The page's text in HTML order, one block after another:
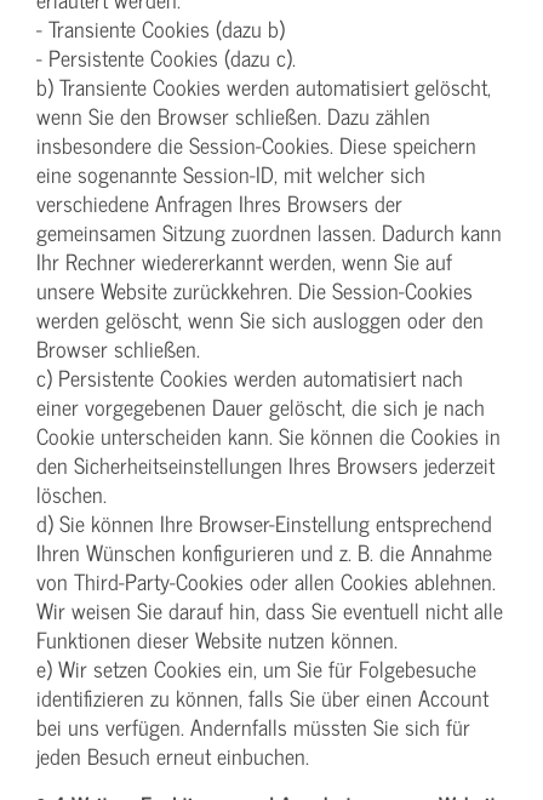
- Transiente Cookies (dazu b)
- Persistente Cookies (dazu c).
b) Transiente Cookies werden automatisiert gelöscht,
wenn Sie den Browser schließen. Dazu zählen
insbesondere die Session-Cookies. Diese speichern
eine sogenannte Session-ID, mit welcher sich
verschiedene Anfragen Ihres Browsers der
gemeinsamen Sitzung zuordnen lassen. Dadurch kann
Ihr Rechner wiedererkannt werden, wenn Sie auf
unsere Website zurückkehren. Die Session-Cookies
werden gelöscht, wenn Sie sich ausloggen oder den
Browser schließen.
c) Persistente Cookies werden automatisiert nach
einer vorgegebenen Dauer gelöscht, die sich je nach
Cookie unterscheiden kann. Sie können die Cookies in
den Sicherheitseinstellungen Ihres Browsers jederzeit
löschen.
d) Sie können Ihre Browser-Einstellung entsprechend
Ihren Wünschen konfigurieren und z. B. die Annahme
von Third-Party-Cookies oder allen Cookies ablehnen.
Wir weisen Sie darauf hin, dass Sie eventuell nicht alle
Funktionen dieser Website nutzen können.
e) Wir setzen Cookies ein, um Sie für Folgebesuche
identifizieren zu können, falls Sie über einen Account
bei uns verfügen. Andernfalls müssten Sie sich für
jeden Besuch erneut einbuchen.